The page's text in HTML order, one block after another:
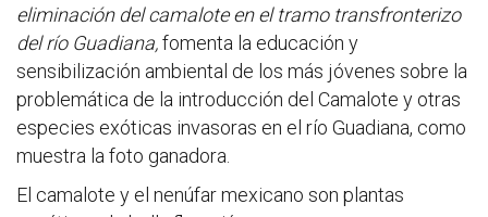
eliminación del camalote en el tramo transfronterizo
del río Guadiana,fomenta la educación y
sensibilización ambiental de los más jóvenes sobre la
problemática de la introducción del Camalote y otras
especies exóticas invasoras en el río Guadiana, como
muestra la foto ganadora.
El camalote y el nenúfar mexicano son plantas